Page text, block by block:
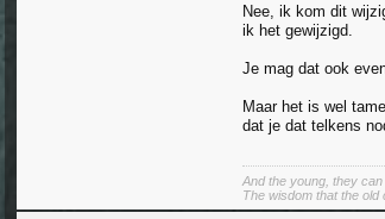
Nee, ik kom dit
ik het gewijzigd.
Je mag dat ook
Maar het is wel
dat je dat telkens
And the young, they
The wisdom that the old